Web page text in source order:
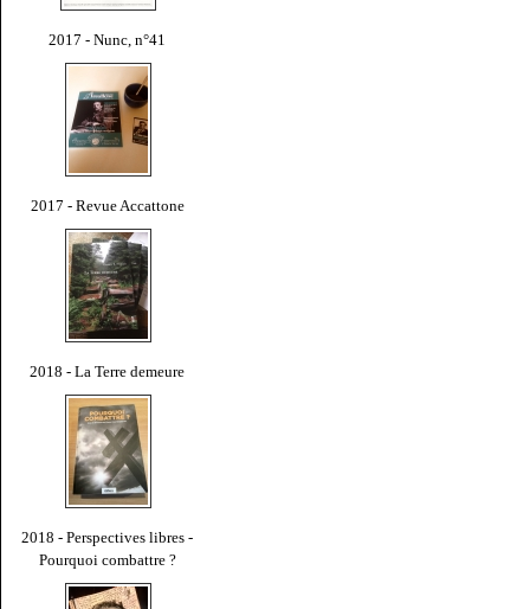
2017 - Nunc, n°41
2017 - Revue Accattone
2018 - La Terre demeure
2018 - Perspectives libres -
Pourquoi combattre ?